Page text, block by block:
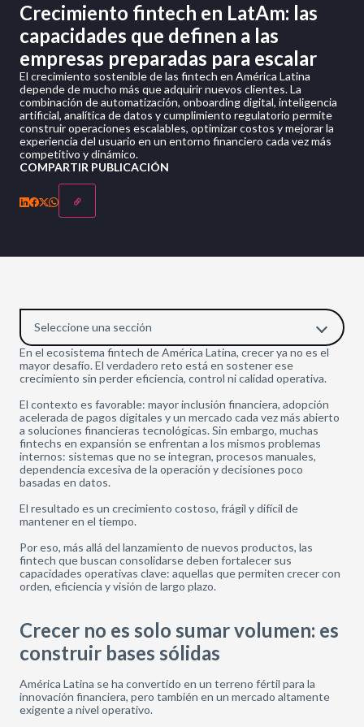
Crecimiento fintech en LatAm: las
capacidades que definen a las
empresas preparadas para escalar
El crecimiento sostenible de las fintech en América Latina
depende de mucho más que adquirir nuevos clientes. La
combinación de automatización, onboarding digital, inteligencia
artificial, analítica de datos y cumplimiento regulatorio permite
construir operaciones escalables, optimizar costos y mejorar la
experiencia del usuario en un entorno financiero cada vez más
competitivo y dinámico.
COMPARTIR PUBLICACIÓN
Seleccione una sección
En el ecosistema fintech de América Latina, crecer ya no es el
mayor desafío. El verdadero reto está en sostener ese
crecimiento sin perder eficiencia, control ni calidad operativa.
El contexto es favorable: mayor inclusión financiera, adopción
acelerada de pagos digitales y un mercado cada vez más abierto
a soluciones financieras tecnológicas. Sin embargo, muchas
fintechs en expansión se enfrentan a los mismos problemas
internos: sistemas que no se integran, procesos manuales,
dependencia excesiva de la operación y decisiones poco
basadas en datos.
El resultado es un crecimiento costoso, frágil y difícil de
mantener en el tiempo.
Por eso, más allá del lanzamiento de nuevos productos, las
fintech que buscan consolidarse deben fortalecer sus
capacidades operativas clave: aquellas que permiten crecer con
orden, eficiencia y visión de largo plazo.
Crecer no es solo sumar volumen: es
construir bases sólidas
América Latina se ha convertido en un terreno fértil para la
innovación financiera, pero también en un mercado altamente
exigente a nivel operativo.